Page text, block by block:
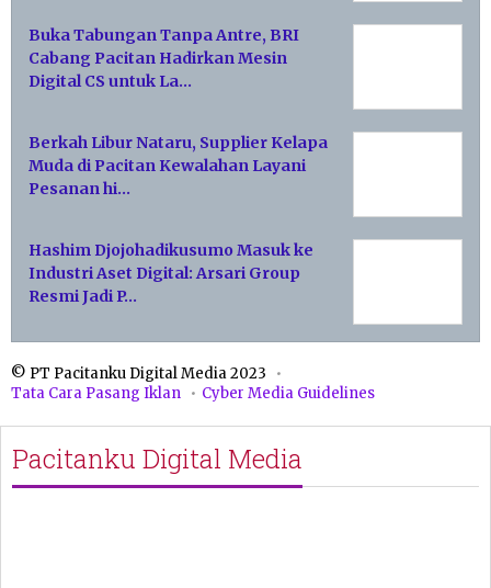
Buka Tabungan Tanpa Antre, BRI
Cabang Pacitan Hadirkan Mesin
Digital CS untuk La…
Berkah Libur Nataru, Supplier Kelapa
Muda di Pacitan Kewalahan Layani
Pesanan hi…
Hashim Djojohadikusumo Masuk ke
Industri Aset Digital: Arsari Group
Resmi Jadi P…
© PT Pacitanku Digital Media 2023
Tata Cara Pasang Iklan
Cyber Media Guidelines
Pacitanku Digital Media